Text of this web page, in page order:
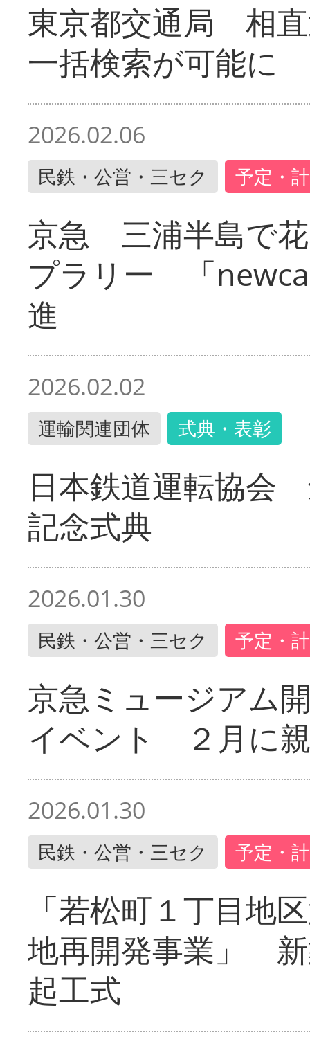
東京都交通局 相
一括検索が可能に
2026.02.06
民鉄・公営・三セク 予定・
京急 三浦半島で
プラリー 「
進
2026.02.02
運輸関連団体 式典・表彰
日本鉄道運転協会
記念式典
2026.01.30
民鉄・公営・三セク 予定・
京急ミュージアム
イベント ２月に
2026.01.30
民鉄・公営・三セク 予定・
「若松町１丁目地
地再開発事業」
起工式